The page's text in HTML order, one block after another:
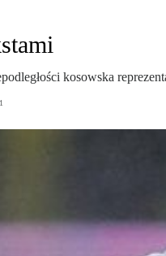
kosowska